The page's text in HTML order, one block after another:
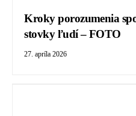
Kroky porozumenia
stovky ľudí – FOTO
27. apríla 2026